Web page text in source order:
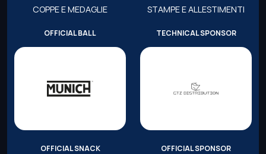
COPPE E MEDAGLIE STAMPE E ALLESTIMENTI
OFFICIAL BALL TECHNICAL SPONSOR
OFFICIAL SNACK OFFICIAL SPONSOR